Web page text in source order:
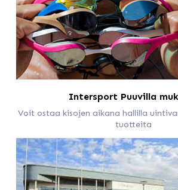
Intersport Puuvilla
Voit ostaa kisojen aikana hallilla
tuotteita